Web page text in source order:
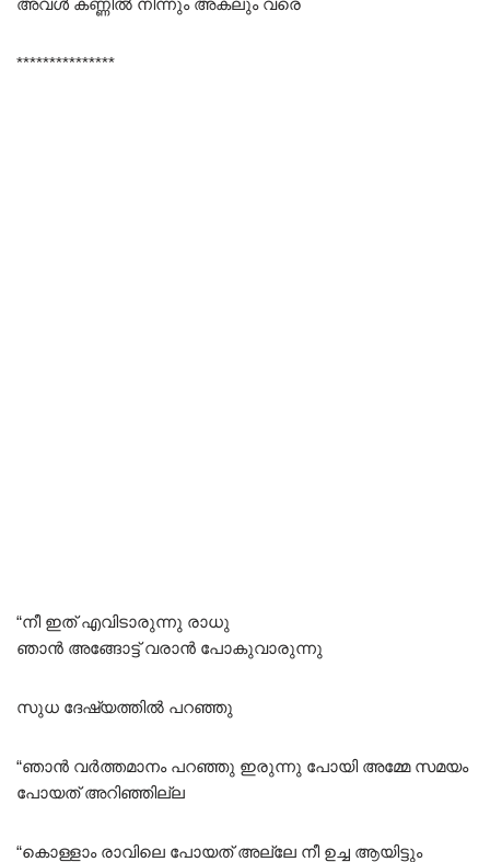
***************
“നീ ഇത് എവിടാരുന്നു രാധു
ഞാൻ അങ്ങോട്ട്‌ വരാൻ പോകുവാരുന്നു
സുധ ദേഷ്യത്തിൽ പറഞ്ഞു
“ഞാൻ വർത്തമാനം പറഞ്ഞു ഇരുന്നു പോയി അമ്മേ സമയം
പോയത് അറിഞ്ഞില്ല
“കൊള്ളാം രാവിലെ പോയത് അല്ലേ നീ ഉച്ച ആയിട്ടും